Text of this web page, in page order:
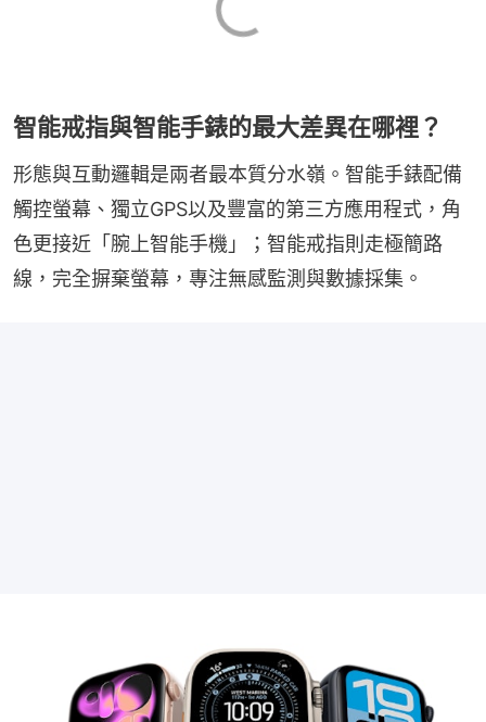
智能戒指與智能手錶的最大差異在哪裡？
形態與互動邏輯是兩者最本質分水嶺。智能手錶配備
觸控螢幕、獨立GPS以及豐富的第三方應用程式，角
色更接近「腕上智能手機」；智能戒指則走極簡路
線，完全摒棄螢幕，專注無感監測與數據採集。